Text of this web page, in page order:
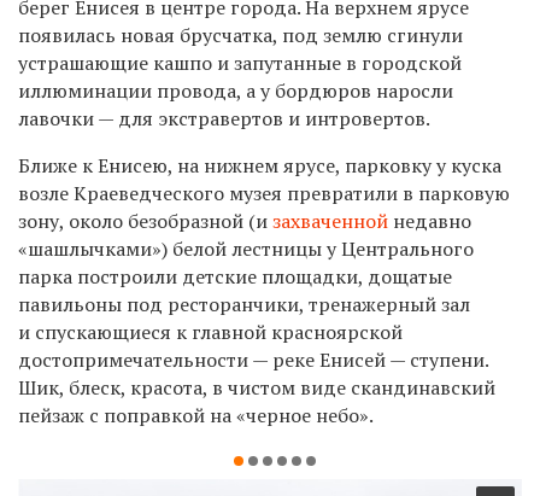
берег Енисея в центре города. На верхнем ярусе
появилась новая брусчатка, под землю сгинули
устрашающие кашпо и запутанные в городской
иллюминации провода, а у бордюров наросли
лавочки — для экстравертов и интровертов.
Ближе к Енисею, на нижнем ярусе, парковку у куска
возле Краеведческого музея превратили в парковую
зону, около безобразной (изахваченной недавно
«шашлычками») белой лестницы у Центрального
парка построили детские площадки, дощатые
павильоны под ресторанчики, тренажерный зал
и спускающиеся к главной красноярской
достопримечательности — реке Енисей — ступени.
Шик, блеск, красота, в чистом виде скандинавский
пейзаж с поправкой на «черное небо».